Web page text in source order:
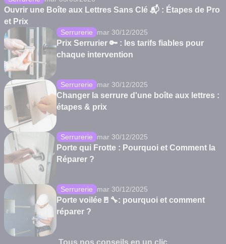
Ouvrir une Boîte aux Lettres Sans Clé 📬 : Étapes de Pro
et Prix
Serrurerie mar 30/12/2025
Prix Serrurier 🔑 : les tarifs fiables pour
chaque intervention
Serrurerie mar 30/12/2025
Changer la serrure d'une boîte aux lettres :
étapes & prix
Serrurerie mar 30/12/2025
Porte qui Frotte : Pourquoi et Comment la
Réparer ?
Serrurerie mar 30/12/2025
Porte voilée🚪🔧: pourquoi et comment
réparer ?
Tous nos conseils en un clic